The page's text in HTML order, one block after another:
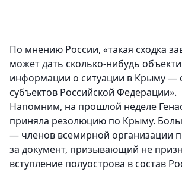
По мнению России, «такая сходка
может дать сколько-нибудь
информации о ситуации в Крыму —
субъектов Российской Федерации».
Напомним, на прошлой неделе
приняла резолюцию по Крыму.
— членов всемирной организации
за документ, призывающий не
вступление полуострова в состав